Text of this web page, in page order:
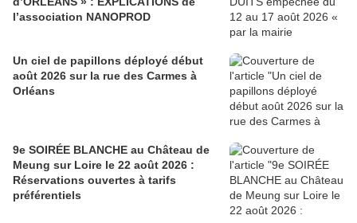
l’association NANOPROD
Un ciel de papillons déployé début
août 2026 sur la rue des Carmes à
Orléans
9e SOIRÉE BLANCHE au Château de
Meung sur Loire le 22 août 2026 :
Réservations ouvertes à tarifs
préférentiels